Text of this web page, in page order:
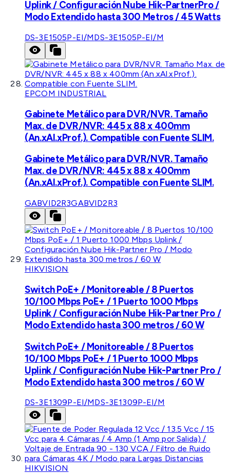
Uplink / Configuración Nube Hik-PartnerPro /
Modo Extendido hasta 300 Metros / 45 Watts
DS-3E1505P-EI/MDS-3E1505P-EI/M
EPCOM INDUSTRIAL
Gabinete Metálico para DVR/NVR. Tamaño
Max. de DVR/NVR: 445 x 88 x 400mm
(An.xAl.xProf.). Compatible con Fuente SLIM.
Gabinete Metálico para DVR/NVR. Tamaño
Max. de DVR/NVR: 445 x 88 x 400mm
(An.xAl.xProf.). Compatible con Fuente SLIM.
GABVID2R3GABVID2R3
HIKVISION
Switch PoE+ / Monitoreable / 8 Puertos
10/100 Mbps PoE+ / 1 Puerto 1000 Mbps
Uplink / Configuración Nube Hik-Partner Pro /
Modo Extendido hasta 300 metros / 60 W
Switch PoE+ / Monitoreable / 8 Puertos
10/100 Mbps PoE+ / 1 Puerto 1000 Mbps
Uplink / Configuración Nube Hik-Partner Pro /
Modo Extendido hasta 300 metros / 60 W
DS-3E1309P-EI/MDS-3E1309P-EI/M
HIKVISION